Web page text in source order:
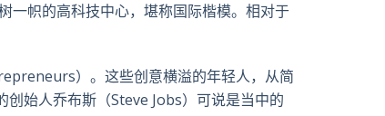
一帜的高科技中心，堪称国际楷模。相对于
）。这些创意横溢的年轻人，从简
始人乔布斯（Steve Jobs）可说是当中的